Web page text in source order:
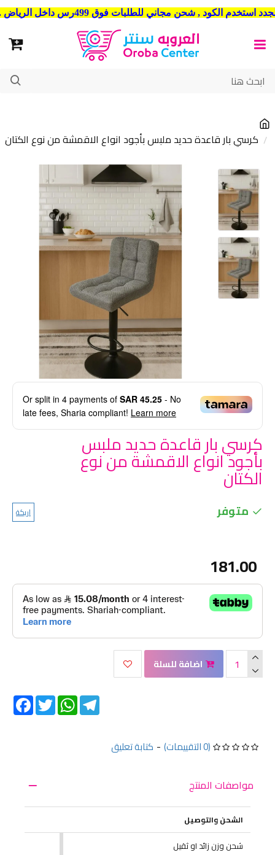
شحن مجاني للطلبات فوق 499رس داخل الرياض . وشحن الي جميع مدن المملكة العربية السعودية
كرسي بار قاعدة حديد ملبس بأجود انواع الاقمشة من نوع الكتان
Or split in 4 payments of SAR 45.25 - No
late fees, Sharia compliant! Learn more
كرسي بار قاعدة حديد ملبس
بأجود انواع الاقمشة من نوع
الكتان
متوفر اريكة
(0 التقييمات) - كتابة تعليق
181.00
اضافة للسلة
Twitter
WhatsAppTelegram
مواصفات المنتج
الشحن والتوصيل
شحن وزن زائد او ثقيل